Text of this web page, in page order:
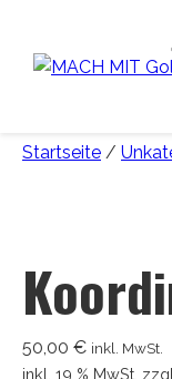
Startseite /
50,00 € inkl. MwSt.
inkl. 19 % MwSt. zzgl.